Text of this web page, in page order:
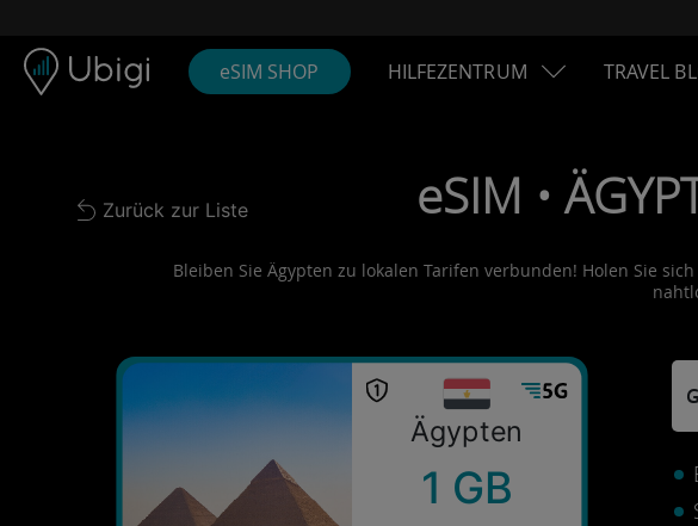
eSIM SHOP HILFEZENTRUM TRAVEL
Back to list
Zurück zur Liste eSIM •
Bleiben Sie Ägypten zu lokalen Tarifen verbunden! Holen Sie
Ägypten
1 GB